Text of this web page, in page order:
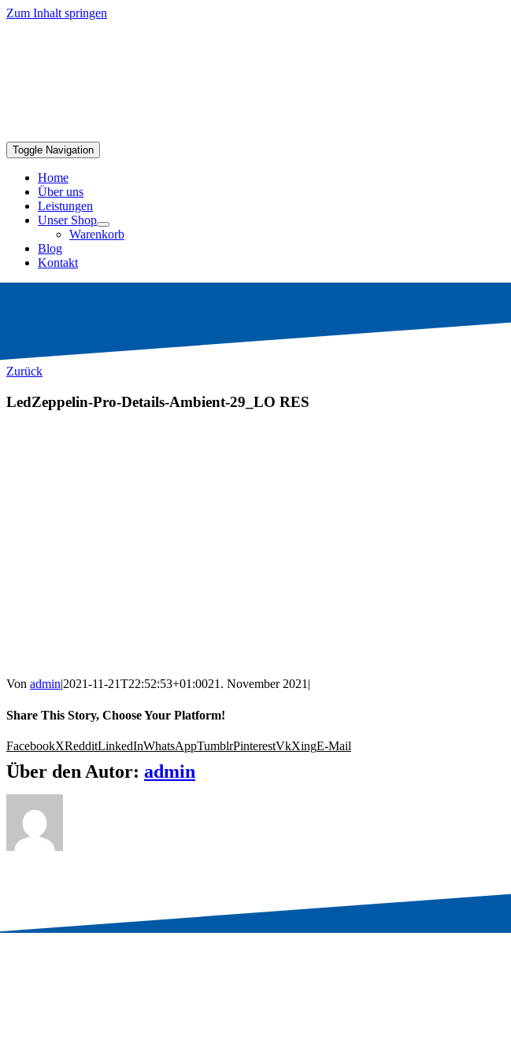
Zum Inhalt springen
Toggle Navigation
Home
Über uns
Leistungen
Unser Shop
Warenkorb
Blog
Kontakt
Zurück
LedZeppelin-Pro-Details-Ambient-29_LO RES
Von admin|2021-11-21T22:52:53+01:0021. November 2021|
Share This Story, Choose Your Platform!
FacebookXRedditLinkedInWhatsAppTumblrPinterestVkXingE-Mail
Über den Autor: admin